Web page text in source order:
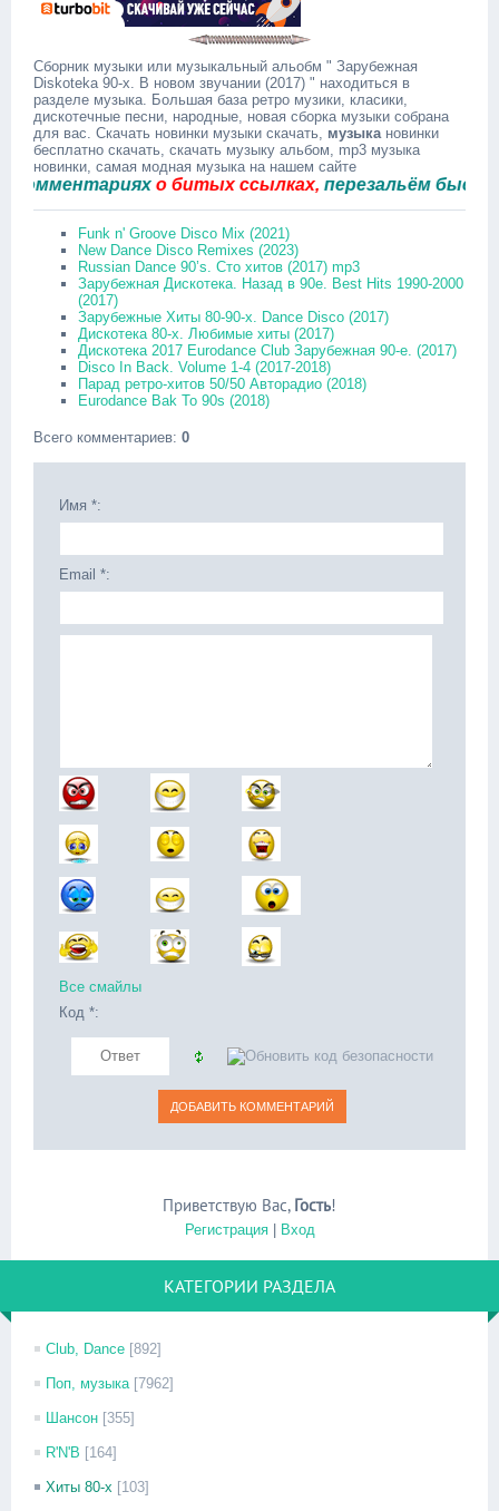
Сборник музыки или музыкальный альобм " Зарубежная
Diskoteka 90-х. В новом звучании (2017) " находиться в
разделе музыка. Большая база ретро музики, класики,
дискотечные песни, народные, новая сборка музыки собрана
для вас. Скачать новинки музыки скачать, музыкановинки
бесплатно скачать, скачать музыку альбом, mp3 музыка
новинки, самая модная музыка на нашем сайте
о битых ссылках,перезальём быстро.
Funk n' Groove Disco Mix (2021)
New Dance Disco Remixes (2023)
Russian Dance 90’s. Сто хитов (2017) mp3
Зарубежная Дискотека. Назад в 90е. Best Hits 1990-2000
(2017)
Зарубежные Хиты 80-90-х. Dance Disco (2017)
Дискотека 80-х. Любимые хиты (2017)
Дискотека 2017 Eurodance Club Зарубежная 90-е. (2017)
Disco In Back. Volume 1-4 (2017-2018)
Парад ретро-хитов 50/50 Авторадио (2018)
Eurodance Bak To 90s (2018)
Всего комментариев: 0
Имя *:
Email *:
Все смайлы
Код *:
Приветствую Вас, Гость!
Регистрация| Вход
КАТЕГОРИИ РАЗДЕЛА
Club, Dance [892]
Поп, музыка [7962]
Шансон [355]
R'N'B [164]
Хиты 80-х [103]